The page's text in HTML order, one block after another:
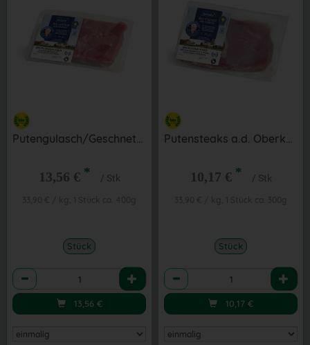
Putengulasch/Geschnetzeltes ca. 400 g
13,56 € * / Stk
Stück
Anzahl
13,56 €
Putensteaks a.d. Oberkeule ca. 300 g
10,17 € * / Stk
Stück
Anzahl
10,17 €